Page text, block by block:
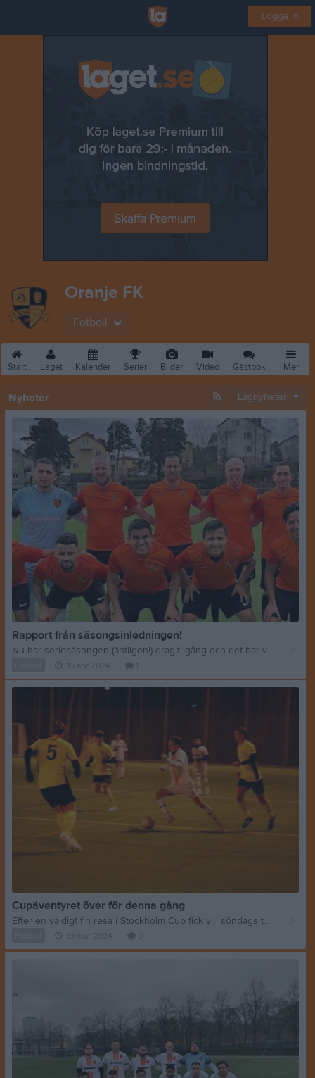
Logga in
Oranje FK
Fotboll
Start Laget Kalender Serier Bilder Video Gästbok Mer
Nyheter Lagnyheter
Rapport från säsongsinledningen!
Nu har seriesäsongen (äntligen!) dragit igång och det har varit överlag positivt, även om seriepremiären i division 5 inte blev som vi hade hoppats. Premiärmatchen för A-laget, mot Aspuddens FF: Äntligen seriepremiär och dessutom debut för klubben i division 5 – 24 år efter grundandet! Märkligt och tråkigt nog sammanföll detta med en rätt lång lista skadade, sjuka och otillgängliga ordinarie spelare, så tyvärr var det en rätt sargad trupp som mötte Aspudden, topplag i förra årets erkänt tuffa division 5 Södra. Men samtidigt är det väldigt skönt att vi har en så bred och stark trupp i år att vi ändå kunde mönstra 16 man och få till ett starkt och fint lag. Inledningen blev dock rätt trevande och Aspudden var det klart bättre laget. Ofta kändes det dock inte superfarligt framför vårt mål, men efter dubbelt slarv stod det ändå 0-2 en bit in i första och det var även resultatet i halvtid. Efter stort missnöje i halvtid knöt vi näven och kom ut bättre i andra halvlek. Nästan direkt kunde också Jhonny trycka in sin egen retur efter ett fint inspel från Brad och reducera till 1-2. Efter detta mål kunde vi hota Aspudden mycket mer och spelet i matchen var snarare böljande åt båda håll och en kvittering kändes inte så långt borta. Tyvärr åkte vi sedan på en utvisning med 20 minuter kvar och jakten på en kvittering blev lite tuffare. Men vi tuggade på och fick till slut en frispark en bit utanför straffområdet med bara sekunder kvar. Go känsla, upp med målvakt JP och så skulle bollen tryckas in nu! Tyvärr blev så inte fallet, utan Aspudden kunde istället få tag i bollen och i en spelvändning löpa upp och sätta 3-1 i tom bur som avslutning på matchen. :-/ Sammanfattningsvis fanns det både positivt och negativt att ta med sig från matchen. Aspudden vann välförtjänt och det var givetvis tråkigt att vi inte kunde få med oss en eller tre poäng, men samtidigt kändes det som att vi inte kom upp i nivå sett till den trupp vi hade för dagen och dessutom saknades som sagt många tongivande spelare. Att vi ändå var så pass nära att hota ett förmodat topplag i premiären gav ändå en skön känsla inför resten av säsongen. Och skönt att vara igång! A-lagets andra match, mot Ingarö IF: I säsongens andra match mötte vi Ingarö IF, som precis som vi kom från en premiärförlust. Första hemmamatchen, med lite försäljning av kaffe och peruanska delikatesser, och skön stämning. :-D I den här matchen kunde vi ta för oss mer och äga matchen på ett annat sätt. Vi kom inte riktigt upp i den nivå vi har i oss här heller, men efter ett straffmål av Jens i början av andra halvlek och med ett sent mål av kapten Erick i slutet så kunde vi ändå ta en rätt säker – och väldigt skön – trepoängare i hemmapremiären. Och på denna historiska säsong, som redan bjudit på ett gäng historiska ögonblick, kunde vi nu också skriva in "första segern i division 5" för klubben. :-) B-lagets premiär, mot Sörskogens IF: Dagen efter segern mot Ingarö var det dags för B-laget att göra premiär och trots match dagen innan var det ganska många spelare från A-lagsmatchen som valde att vara med även i denna match. 15 man som trotsade regnet blev det till slut. Och förutom en tråkig skada (vi kommer till det) ångrade nog ingen det, då det blev en trevlig match och även ett trevligt resultat. Christian slog in en fin frispark tidigt i matchen, Carlos utnyttjade en något felplacerad målvakt och sköt in 2-0 från snäv vinkel och måltjuven Iago visade fin uppmärksamhet och halvlobbade in bollen mot en återigen lite felplacerad målvakt efter en halvtimme. 3-0 efter en tredjedel av matchen och dominans i spelet för de vitklädda Oranje-krigarna kändes väldigt skönt. Det gjorde kanske också att vi gick ner lite i tempo och driv och trycket mot deras mål kom av sig lite. Lite byten i halvtid gav lite ny energi, men spelet lämnade nog även nu lite att önska, trots allt. Att vi ledde med några mål syntes trots allt och även om vi fortsatt skapade en del farliga chanser saknades lite fokus och skärpa i de avgörande lägena. I slutet av matchen kunde dock Erick bättra på målskörden lite och fastställa slutresultatet 4-0. Så även om det inte var en perfekt insats var det mesta positivt och en skön B-lagspremiär som lovade mer. Dock tas glädjen ner lite av att Kardo, som gjort en fin insats fram till det, slog axeln ur led med 25 minuter kvar och sedan fick spendera hela natten på akuten. Men vi hoppas att han är tillbaka så fort som möjligt! Också fint att se att alla spelarna i laget slöt upp och hjälpte honom med paraply, jackor för att inte frysa, vatten m.m. Som sagt – en överlag positiv start på årets seriesäsong, och vi hoppas att vi kan ta ett kliv till nu, både spel- och resultatmässigt! Härnäst väntar en rolig match på fredag mot gamla antagonisterna IFK Bergshamra, som det faktiskt var några år sen vi mötte nu. Det blir kul att se hur de har utvecklats sedan sist, nu när vi båda har klivit upp en nivå till division 5. HUP ORANJE!
Cupäventyret över för denna gång
Efter en väldigt fin resa i Stockholm Cup fick vi i söndags tacka för oss och gratulera motståndarna Norrtulls SK till vinsten i åttondelsfinalen (kvartsfinalen på vår halva). Det var två hittills obesegrade lag som möttes på söndagskvällen på ett kallt och blåsigt Kärrtorps IP. Norrtulls SK, som slogs i toppen i division 4 i höstas, och vi som ju spelar i division 5 i år. Eftersom NSK ligger en division ovanför oss fick vi börja matchen med en straff, som Erick enkelt satte föredömligt. Således 1-0 till oss när matchen började. Vi började lite trevande de första minuterna, men kom snabbt in i matchen och kunde göra det mesta vi pratat om före matchen på ett riktigt bra sätt. Bra spel utan boll, där vi gjorde det svårt för NSK att komma nånstans, och fint spel med boll, där vi lyckades ha ett fint tempo i bolleveranserna utan att det blev stressat. Vi lyckades också skapa några fina chanser, men lyckades däremot inte sätta bollen i nät. 1-0 fortsatt i halvtid efter en ruggigt bra första halvlek och väldigt go känsla inför sista 45. Och vi började också riktigt bra så fort visslan ljöd i andra och pressade ner NSK långt ner på egen planhalva. Tyvärr kunde NSK trots detta kvittera tidigt i andra, när vi inte låg tillräckligt nära varken ytter eller forward och de kunde utjämna matchen efter ett fint inlägg till en fristående forward inne i vårt straffområde. Som ofta med mål så fick NSK energi av detta, samtidigt som vi inte riktigt hade samma höga nivå i alla aktioner som tidigare. Och det dröjde inte länge innan NSK fick utdelning igen, återigen lite onödigt. Resten av matchen präglades sedan av övervägande jämnt spel, där dock NSK var något tyngre och skapade lite mer, medan vi inte riktigt lyckades skapa de riktigt farliga målchanserna och inte heller kunde kvittera. Riktig sur förlust, särskilt i en match där det kändes som vi absolut kunde vinna utan att be om ursäkt för det. Vi var det bättre laget i första, NSK var det bättre laget i andra. Men sammantaget en jämn match, skillnaden var att de var mer distinkta framför mål när chanserna dök upp. Vi ska ändå vara riktigt nöjda med vår insats, tycker jag. Både i denna match och i cupen i stort. Så här långt har laget aldrig gått i Sthlm Cup förut och det har dessutom gett en försäsong med riktigt hög kvalitet på matcherna. Det här kommer nog att ha gett oss massor inför seriestarten om drygt två veckor. HUP ORANJE!! PS. Det finns ett bildkollage från matchen under "Bilder". Stort tack till Omar Garcia (https://www.instagram.com/_trespuntos/) för bilderna!! DS.